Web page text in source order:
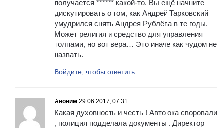
получается ****** какой-то. Вы ещё начните
дискутировать о том, как Андрей Тарковский
умудрился снять Андрея Рублёва в те годы.
Может религия и средство для управления
толпами, но вот вера… Это иначе как чудом не
назвать.
Войдите, чтобы ответить
Аноним 29.06.2017, 07:31
Какая духовность и честь ! Авто ока своровали
, полиция подделала документы . Директор